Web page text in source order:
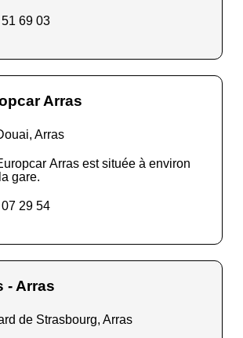
69 03
Arras
Arras
Arras est située à environ
gare.
29 54
- Arras
de Strasbourg, Arras